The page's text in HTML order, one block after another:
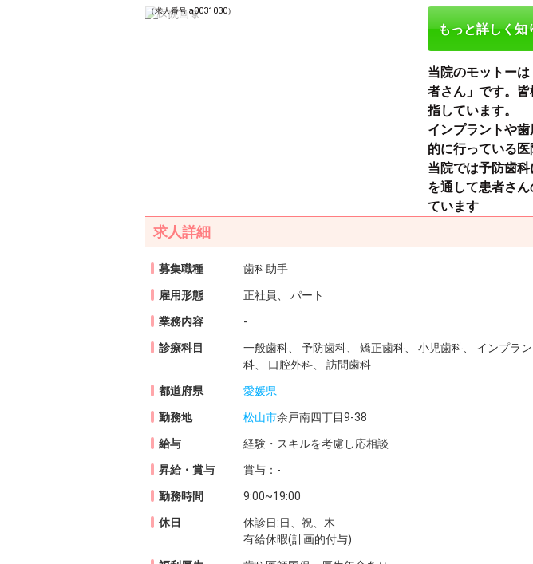
（求人番号a0031030）
もっと詳しく知
当院のモットー
者さん」です。
指しています。
インプラントや
的に行っている医
当院では予防歯
を通して患者さ
ています
求人詳細
募集職種 歯科助手
雇用形態 正社員、 パート
業務内容 -
診療科目
一般歯科、 予防歯科、 矯正歯科、 小児歯科、 インプラ
科、 口腔外科、 訪問歯科
都道府県 愛媛県
勤務地 松山市余戸南四丁目9-38
給与 経験・スキルを考慮し応相談
昇給・賞与 賞与：-
勤務時間 9:00~19:00
休日
休診日:日、祝、木
有給休暇(計画的付与)